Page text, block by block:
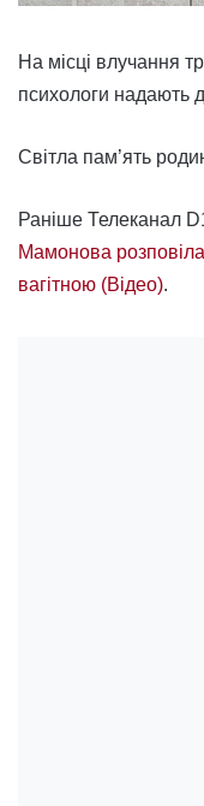
На місці влучання
психологи надають
Світла пам’ять
Раніше Телеканал
Мамонова
вагітною (Відео).